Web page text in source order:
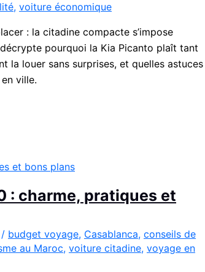
, voiture économique
: la citadine compacte s’impose
pourquoi la Kia Picanto plaît tant
la louer sans surprises, et quelles astuces
ville.
: charme, pratiques et
/ budget voyage, Casablanca, conseils de
au Maroc, voiture citadine, voyage en